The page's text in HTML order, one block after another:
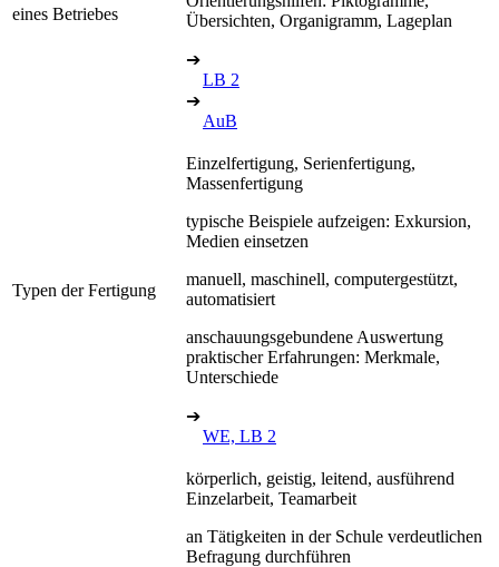
eines Betriebes
Übersichten, Organigramm, Lageplan
➔
LB 2
➔
AuB
Typen der Fertigung
Einzelfertigung, Serienfertigung,
Massenfertigung
typische Beispiele aufzeigen: Exkursion,
Medien einsetzen
manuell, maschinell, computergestützt,
automatisiert
anschauungsgebundene Auswertung
praktischer Erfahrungen: Merkmale,
Unterschiede
➔
WE, LB 2
körperlich, geistig, leitend, ausführend
Einzelarbeit, Teamarbeit
an Tätigkeiten in der Schule verdeutlichen
Befragung durchführen